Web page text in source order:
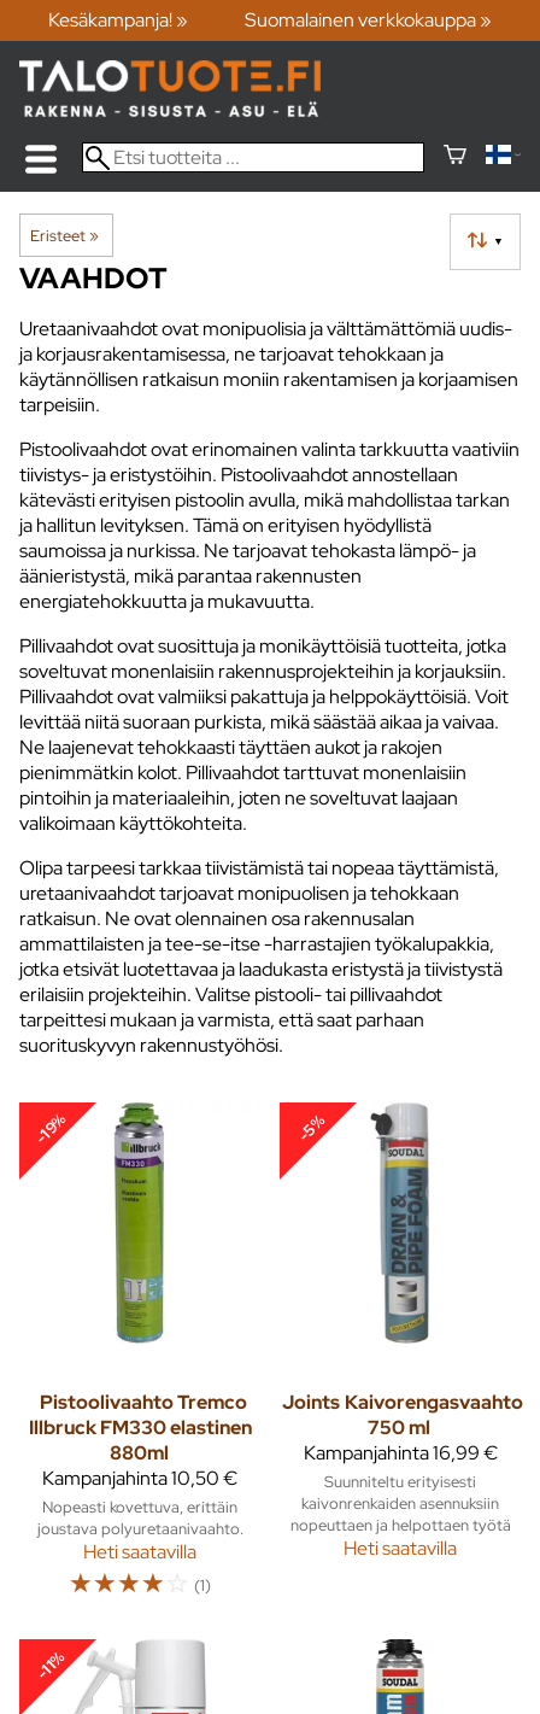
Kesäkampanja! » Suomalainen verkkokauppa »
Eristeet‪» ▼
VAAHDOT
Uretaanivaahdot ovat monipuolisia ja välttämättömiä uudis-
ja korjausrakentamisessa, ne tarjoavat tehokkaan ja
käytännöllisen ratkaisun moniin rakentamisen ja korjaamisen
tarpeisiin.
Pistoolivaahdot ovat erinomainen valinta tarkkuutta vaativiin
tiivistys- ja eristystöihin. Pistoolivaahdot annostellaan
kätevästi erityisen pistoolin avulla, mikä mahdollistaa tarkan
ja hallitun levityksen. Tämä on erityisen hyödyllistä
saumoissa ja nurkissa. Ne tarjoavat tehokasta lämpö- ja
äänieristystä, mikä parantaa rakennusten
energiatehokkuutta ja mukavuutta.
Pillivaahdot ovat suosittuja ja monikäyttöisiä tuotteita, jotka
soveltuvat monenlaisiin rakennusprojekteihin ja korjauksiin.
Pillivaahdot ovat valmiiksi pakattuja ja helppokäyttöisiä. Voit
levittää niitä suoraan purkista, mikä säästää aikaa ja vaivaa.
Ne laajenevat tehokkaasti täyttäen aukot ja rakojen
pienimmätkin kolot. Pillivaahdot tarttuvat monenlaisiin
pintoihin ja materiaaleihin, joten ne soveltuvat laajaan
valikoimaan käyttökohteita.
Olipa tarpeesi tarkkaa tiivistämistä tai nopeaa täyttämistä,
uretaanivaahdot tarjoavat monipuolisen ja tehokkaan
ratkaisun. Ne ovat olennainen osa rakennusalan
ammattilaisten ja tee-se-itse -harrastajien työkalupakkia,
jotka etsivät luotettavaa ja laadukasta eristystä ja tiivistystä
erilaisiin projekteihin. Valitse pistooli- tai pillivaahdot
tarpeittesi mukaan ja varmista, että saat parhaan
suorituskyvyn rakennustyöhösi.
-19%
Pistoolivaahto Tremco
Illbruck FM330 elastinen
880ml
Kampanjahinta10,50 €
Nopeasti kovettuva, erittäin
joustava polyuretaanivaahto.
Heti saatavilla
☆☆☆☆☆ (1)
-5%
Joints Kaivorengasvaahto
750 ml
Kampanjahinta16,99 €
Suunniteltu erityisesti
kaivonrenkaiden asennuksiin
nopeuttaen ja helpottaen työtä
Heti saatavilla
-11%